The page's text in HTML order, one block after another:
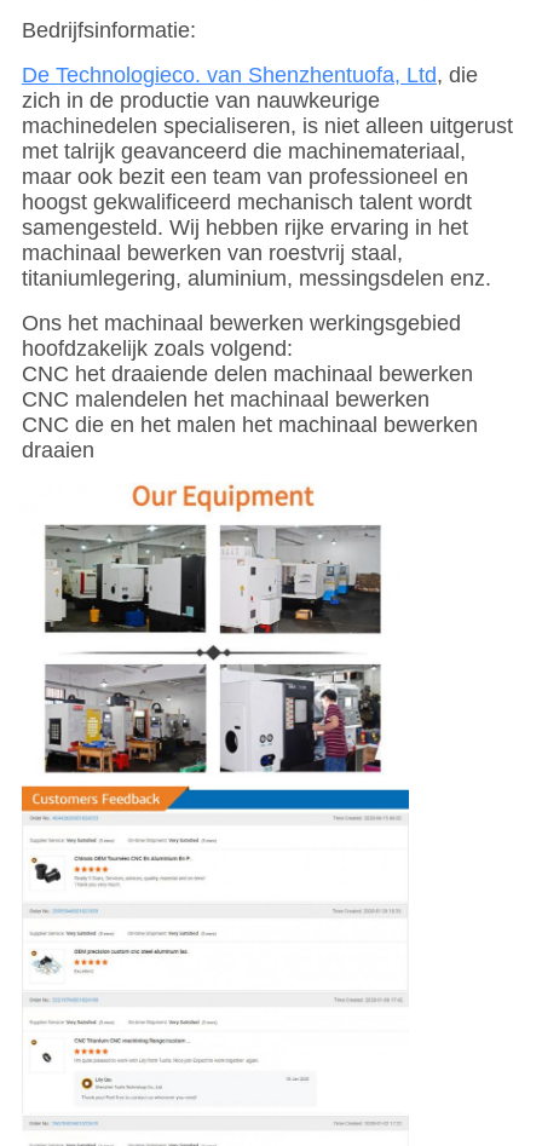
Bedrijfsinformatie:
De Technologieco. van Shenzhentuofa, Ltd, die
zich in de productie van nauwkeurige
machinedelen specialiseren, is niet alleen uitgerust
met talrijk geavanceerd die machinemateriaal,
maar ook bezit een team van professioneel en
hoogst gekwalificeerd mechanisch talent wordt
samengesteld. Wij hebben rijke ervaring in het
machinaal bewerken van roestvrij staal,
titaniumlegering, aluminium, messingsdelen enz.
Ons het machinaal bewerken werkingsgebied
hoofdzakelijk zoals volgend:
CNC het draaiende delen machinaal bewerken
CNC malendelen het machinaal bewerken
CNC die en het malen het machinaal bewerken
draaien